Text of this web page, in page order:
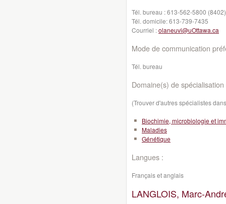
Tél. bureau :613-562-5800 (8402)
Tél. domicile:613-739-7435
Courriel :olaneuvi@uOttawa.ca
Mode de communication
Tél. bureau
Domaine(s) de spécialisation
(Trouver d'autres spécialistes
Biochimie, microbiologie et
Maladies
Génétique
Langues :
Français et anglais
LANGLOIS, Marc-